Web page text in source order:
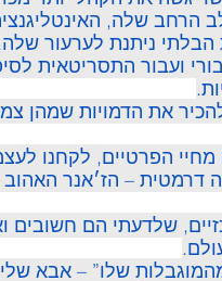
הרחב שלה,
הבלתי ניתנת לערעור
ועבור התסריטאית
את הדמויות שמהן
הפרטיים, לקחנו
דרמטית – הז׳אנר
שלדעתי הם חשובים
שלו” – אבא